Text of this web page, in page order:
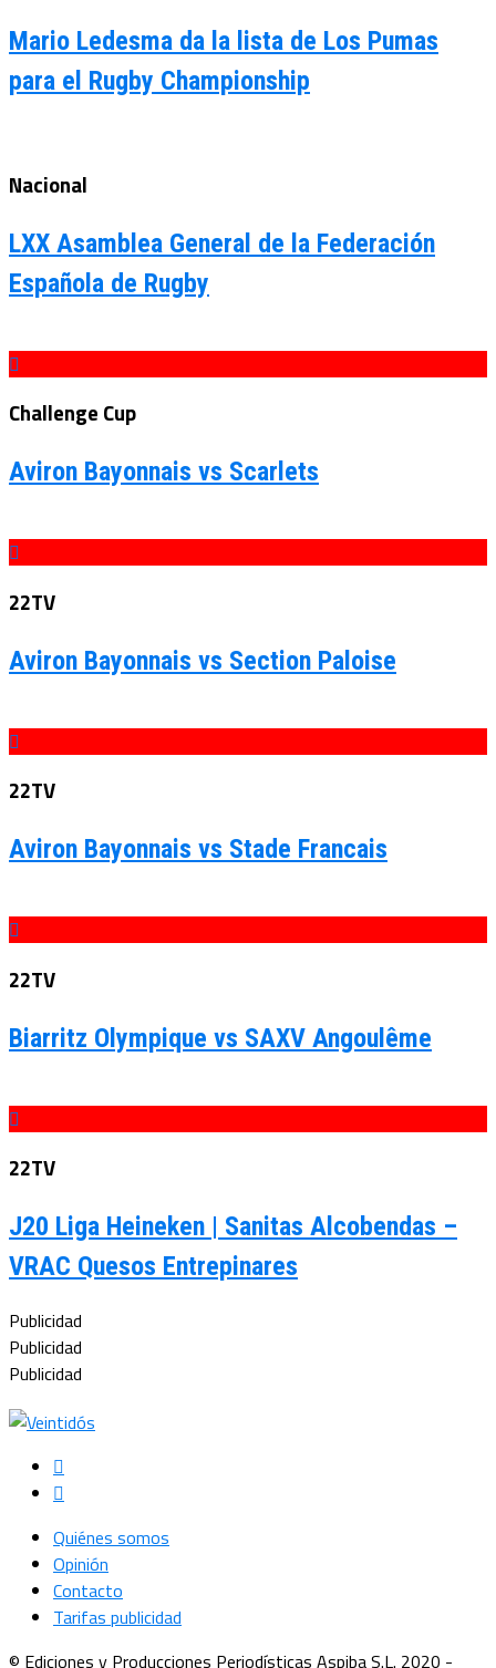
Mario Ledesma da la lista de Los Pumas
para el Rugby Championship
Nacional
LXX Asamblea General de la Federación
Española de Rugby
Challenge Cup
Aviron Bayonnais vs Scarlets
22TV
Aviron Bayonnais vs Section Paloise
22TV
Aviron Bayonnais vs Stade Francais
22TV
Biarritz Olympique vs SAXV Angoulême
22TV
J20 Liga Heineken | Sanitas Alcobendas –
VRAC Quesos Entrepinares
Publicidad
Publicidad
Publicidad
Quiénes somos
Opinión
Contacto
Tarifas publicidad
© Ediciones y Producciones Periodísticas Aspiba S.L. 2020 -